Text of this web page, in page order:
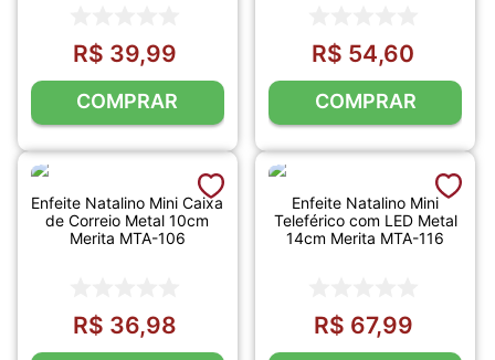
R$ 39,99
COMPRAR
R$ 54,60
COMPRAR
Enfeite Natalino Mini Caixa
de Correio Metal 10cm
Merita MTA-106
R$ 36,98
Enfeite Natalino Mini
Teleférico com LED Metal
14cm Merita MTA-116
R$ 67,99